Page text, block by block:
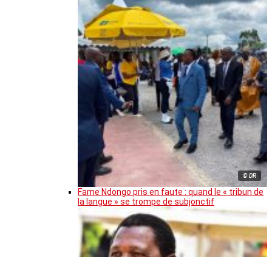
© DR
Fame Ndongo pris en faute : quand le « tribun de
la langue » se trompe de subjonctif